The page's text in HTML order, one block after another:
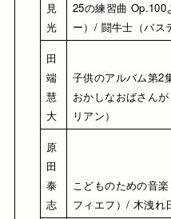
見
光
25の練習曲 Op.100
ー）/ 闘牛士（バス
田
端
慧
大
子供のアルバム第2
おかしなおばさん
リアン）
原
田
泰
志
こどものための音
フィエフ）/ 木洩れ